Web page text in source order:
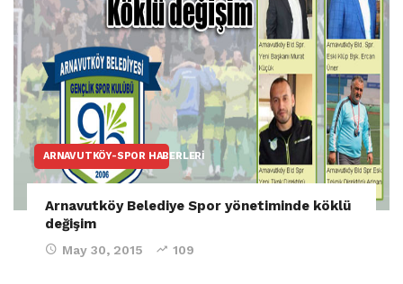
ARNAVUTKÖY-SPOR HABERLERI
Arnavutköy Belediye Spor yönetiminde köklü
değişim
May 30, 2015 109